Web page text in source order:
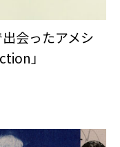
会ったアメシ
」